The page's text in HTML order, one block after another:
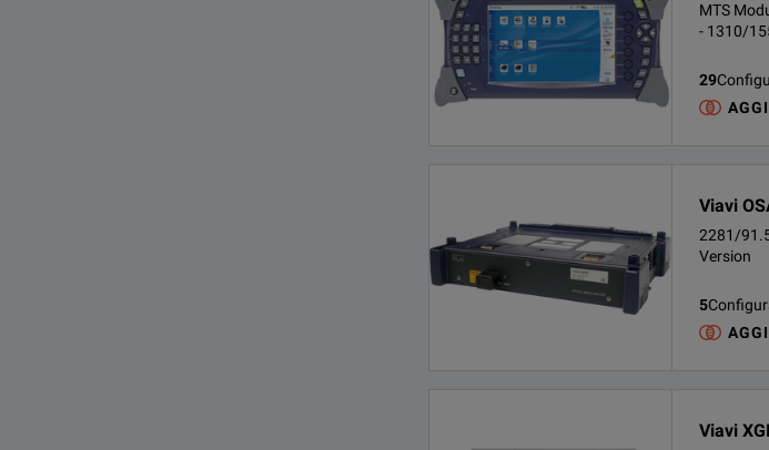
MTS
- 1310/
29
Viavi
2281/
Version
5
Viavi